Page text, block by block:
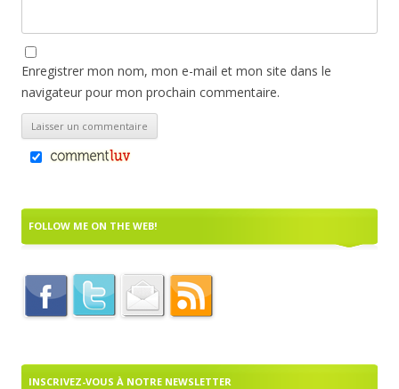
Enregistrer mon nom, mon e-mail et mon site dans le
navigateur pour mon prochain commentaire.
FOLLOW ME ON THE WEB!
INSCRIVEZ-VOUS À NOTRE NEWSLETTER